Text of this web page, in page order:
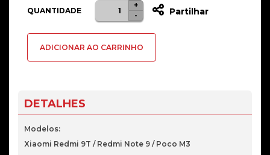
QUANTIDADE
Quantidade
de
Xiaomi
-
+
Partilhar
ADICIONAR AO CARRINHO
DETALHES
Modelos:
Xiaomi Redmi 9T / Redmi Note 9 / Poco M3